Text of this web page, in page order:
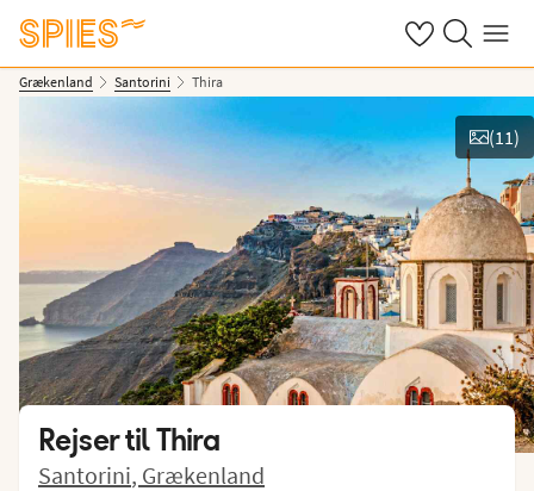
Se dine gemte
Søg påMenu
Grækenland Santorini Thira
Vis billeder
(11)
Rejser tilThira
Santorini, Grækenland